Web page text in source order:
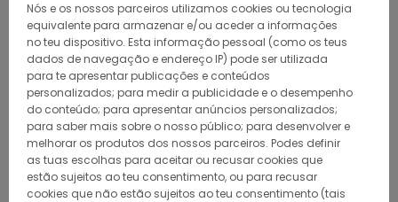
Nós e os nossos parceiros utilizamos cookies ou tecnologia
equivalente para armazenar e/ou aceder a informações
no teu dispositivo. Esta informação pessoal (como os teus
dados de navegação e endereço IP) pode ser utilizada
para te apresentar publicações e conteúdos
personalizados; para medir a publicidade e o desempenho
do conteúdo; para apresentar anúncios personalizados;
para saber mais sobre o nosso público; para desenvolver e
melhorar os produtos dos nossos parceiros. Podes definir
as tuas escolhas para aceitar ou recusar cookies que
estão sujeitos ao teu consentimento, ou para recusar
cookies que não estão sujeitos ao teu consentimento (tais